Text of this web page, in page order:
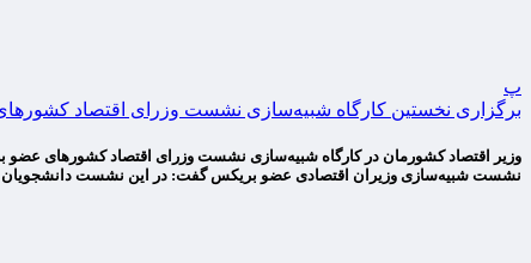
پ
برگزاری نخستین کارگاه شبیه‌سازی نشست وزرای اقتصاد
وزیر اقتصاد کشورمان در‌ کارگاه شبیه‌سازی نشست وزرای اقتصاد کشورهای عضو
نشست شبیه‌سازی وزیران اقتصادی عضو بریکس گفت: در این نشست